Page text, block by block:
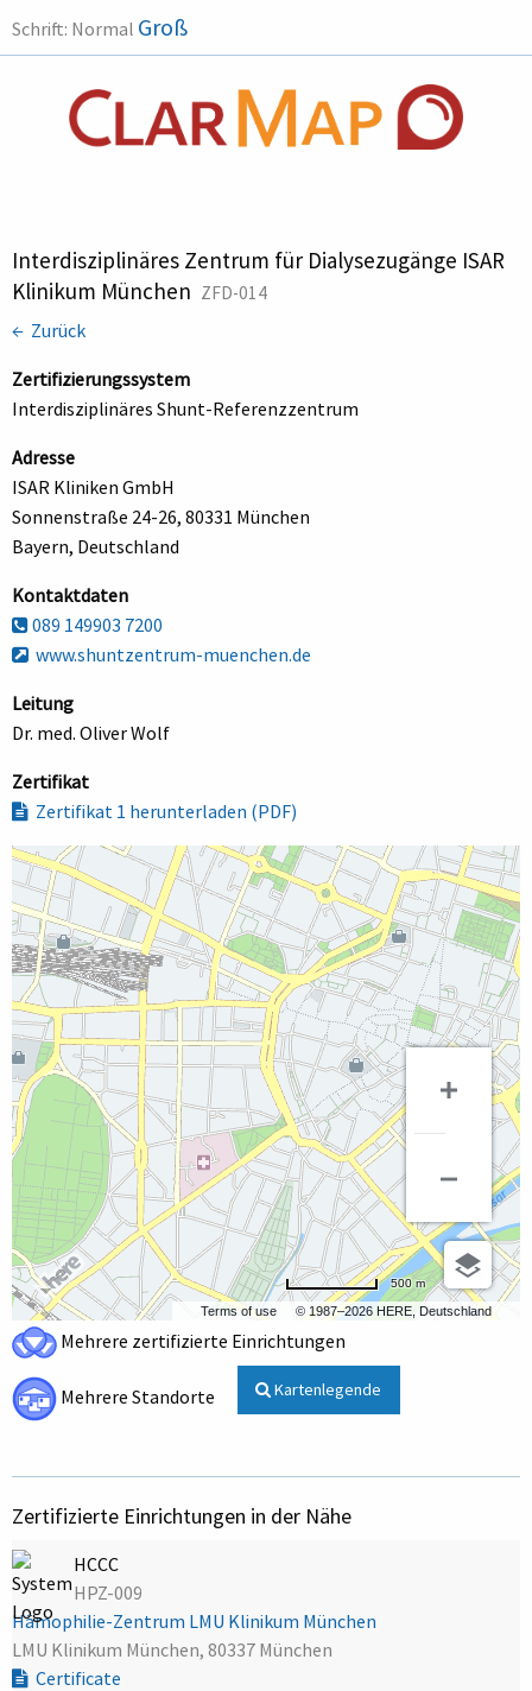
Schrift: Normal Groß
Interdisziplinäres Zentrum für Dialysezugänge ISAR
Klinikum München ZFD-014
← Zurück
Zertifizierungssystem
Interdisziplinäres Shunt-Referenzzentrum
Adresse
ISAR Kliniken GmbH
Sonnenstraße 24-26, 80331 München
Bayern, Deutschland
Kontaktdaten
089 149903 7200
www.shuntzentrum-muenchen.de
Leitung
Dr. med. Oliver Wolf
Zertifikat
Zertifikat 1 herunterladen (PDF)
Terms of use © 1987–2026 HERE, Deutschland
500 m
Mehrere zertifizierte Einrichtungen
Mehrere Standorte Kartenlegende
Zertifizierte Einrichtungen in der Nähe
HCCC
HPZ-009
Hämophilie-Zentrum LMU Klinikum München
LMU Klinikum München, 80337 München
Certificate